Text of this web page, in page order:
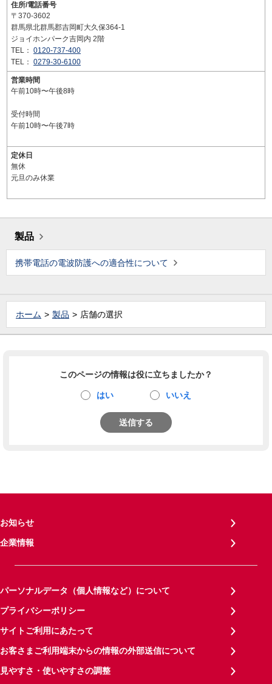
住所/電話番号
〒370-3602
群馬県北群馬郡吉岡町大久保364-1
ジョイホンパーク吉岡内 2階
TEL： 0120-737-400
TEL： 0279-30-6100
営業時間
午前10時〜午後8時
受付時間
午前10時〜午後7時
定休日
無休
元旦のみ休業
製品
携帯電話の電波防護への適合性について
ホーム 製品 店舗の選択
このページの情報は役に立ちましたか？
はい いいえ
送信する
お知らせ
企業情報
パーソナルデータ（個人情報など）について
プライバシーポリシー
サイトご利用にあたって
お客さまご利用端末からの情報の外部送信について
見やすさ・使いやすさの調整